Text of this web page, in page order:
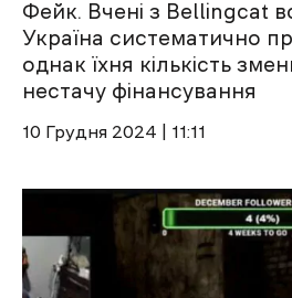
Фейк. Вчені з Bellingcat
Україна систематично
однак їхня кількість
нестачу фінансування
10 Грудня 2024 | 11:11